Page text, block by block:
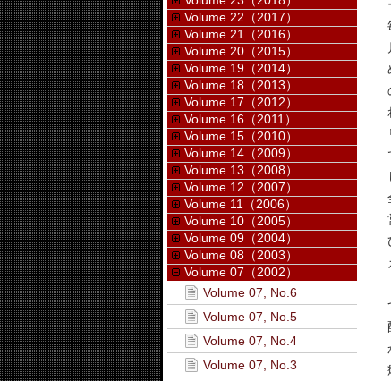
Volume 22（2017）
Volume 21（2016）
Volume 20（2015）
Volume 19（2014）
Volume 18（2013）
Volume 17（2012）
Volume 16（2011）
Volume 15（2010）
Volume 14（2009）
Volume 13（2008）
Volume 12（2007）
Volume 11（2006）
Volume 10（2005）
Volume 09（2004）
Volume 08（2003）
Volume 07（2002）
Volume 07, No.6
Volume 07, No.5
Volume 07, No.4
Volume 07, No.3